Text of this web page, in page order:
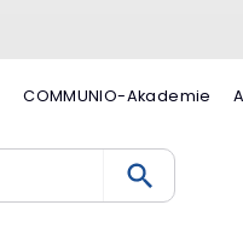
COMMUNIO-Akademie